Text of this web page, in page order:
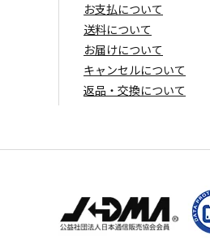
お支払について
送料について
お届けについて
キャンセルについて
返品・交換について